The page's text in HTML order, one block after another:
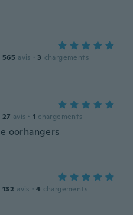
565 avis · 3 chargements
27 avis · 1 chargements
oorhangers
132 avis · 4 chargements